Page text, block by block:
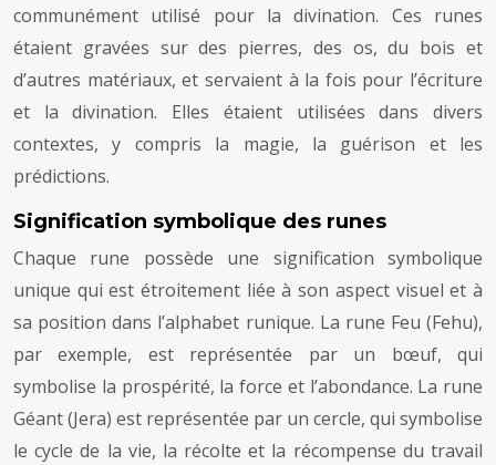
communément utilisé pour la divination. Ces runes
étaient gravées sur des pierres, des os, du bois et
d’autres matériaux, et servaient à la fois pour l’écriture
et la divination. Elles étaient utilisées dans divers
contextes, y compris la magie, la guérison et les
prédictions.
Signification symbolique des runes
Chaque rune possède une signification symbolique
unique qui est étroitement liée à son aspect visuel et à
sa position dans l’alphabet runique. La rune Feu (Fehu),
par exemple, est représentée par un bœuf, qui
symbolise la prospérité, la force et l’abondance. La rune
Géant (Jera) est représentée par un cercle, qui symbolise
le cycle de la vie, la récolte et la récompense du travail